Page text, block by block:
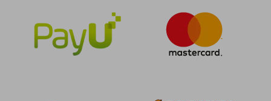
45% $ 141.718 45%
dcto.